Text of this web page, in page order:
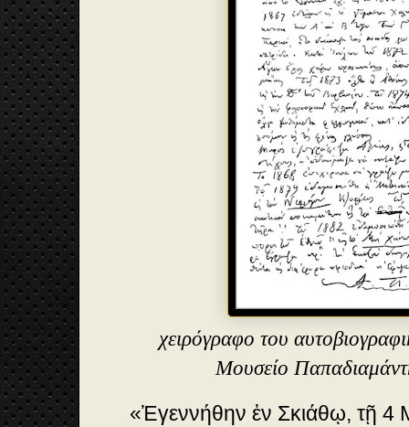
χειρόγραφο του
Μουσείο
«Ἐγεννήθην ἐν Σκιάθῳ, τῇ 4